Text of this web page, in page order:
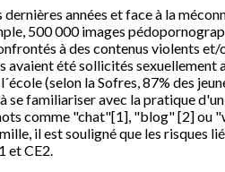
années et face à la
500 000 images
à des contenus violents
été sollicités sexuellement
(selon la Sofres, 87% des
se familiariser avec la pratique
comme "chat"[1], "blog" [2] ou
il est souligné que les risques
et CE2.